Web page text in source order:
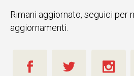
Rimani aggiornato, seguici per
aggiornamenti.